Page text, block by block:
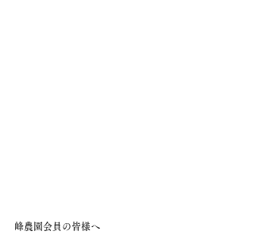
峰農園会員の皆様へ